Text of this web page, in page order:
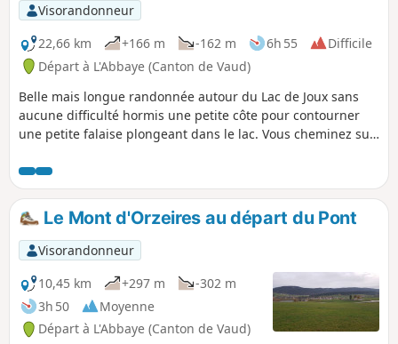
Visorandonneur
22,66 km
+166 m -162 m 6h 55
Difficile
Départ à L'Abbaye (Canton de Vaud)
Belle mais longue randonnée autour du Lac de Joux sans
aucune difficulté hormis une petite côte pour contourner
une petite falaise plongeant dans le lac. Vous cheminez sur
fauchés sur les côtés. Vous traversez les zones humides
protégées sur des pontons surélevés. Des bancs
régulièrement installés le long du sentier, de magnifiques
tables de pique-nique en fustes entourées de barbecues
vous incitent à la pause et à la contemplation du panorama.
Après une courte montée et la traversée d'un petit
lotissement, changement de décor avec traversée de
pâturages d'estives et de forêt d'épicéas ou vous croisez
divers groupes de chamois, peu farouches tant que vous
êtes discrets et silencieux.
Le Mont d'Orzeires au départ du Pont
Visorandonneur
10,45 km
+297 m
-302 m
3h 50
Moyenne
Départ à L'Abbaye (Canton de Vaud)